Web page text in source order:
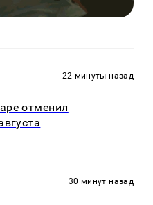
22 минуты назад
отменил
30 минут назад